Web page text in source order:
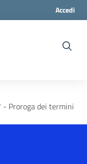
Accedi
Proroga dei termini